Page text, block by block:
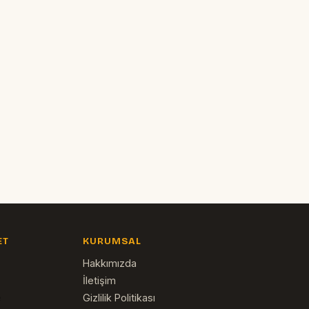
KURUMSAL
Hakkımızda
İletişim
Gizlilik Politikası